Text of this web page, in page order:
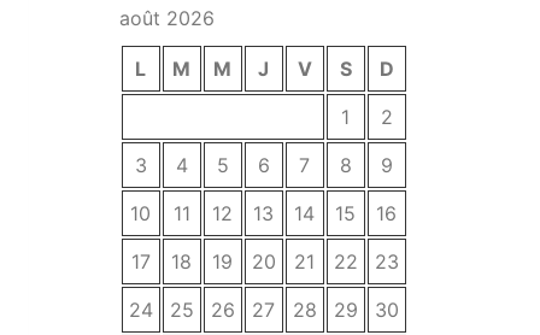
août 2026
L M M J V S
D
1
2
3
4 5 6 7 8
9
10
11 12 13 14 15
16
17
18 19 20 21 22
23
24
25 26 27 28 29
30